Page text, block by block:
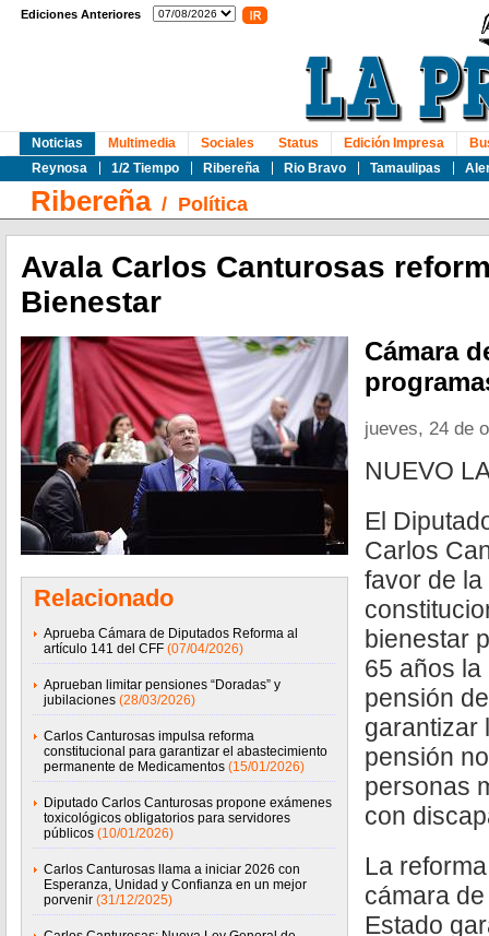
Ediciones Anteriores
Noticias
Reynosa
1/2 Tiempo Ribereña Rio Bravo Tamaulipas
Multimedia Sociales Status Edición Impresa
Ribereña/ Política
Avala Carlos Canturosas
Bienestar
Relacionado
Aprueba Cámara de Diputados Reforma al
artículo 141 del CFF (07/04/2026)
Aprueban limitar pensiones “Doradas” y
jubilaciones (28/03/2026)
Carlos Canturosas impulsa reforma
constitucional para garantizar el abastecimiento
permanente de Medicamentos (15/01/2026)
Diputado Carlos Canturosas propone exámenes
toxicológicos obligatorios para servidores
públicos (10/01/2026)
Carlos Canturosas llama a iniciar 2026 con
Esperanza, Unidad y Confianza en un mejor
porvenir (31/12/2025)
Cámara
jueves, 24 de
NUEVO
El
Carlos
favor de
bienestar
65 años
pensión
garantizar
pensión
personas
con
La
cámara
Estado